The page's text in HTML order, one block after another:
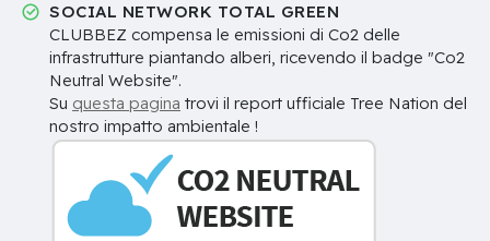
SOCIAL NETWORK TOTAL GREEN
CLUBBEZ compensa le emissioni di Co2 delle
infrastrutture piantando alberi, ricevendo il badge "Co2
Neutral Website".
Su questa pagina trovi il report ufficiale Tree Nation del
nostro impatto ambientale !